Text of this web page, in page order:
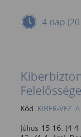
jogszabályi
meghatározott
ismeretek
Jogszabályi
LXIX. törvény
Rendelet).
(VI. 24.) MK
4 nap
Kód: KIBER-VEZ_A
Július 15-16. (4-